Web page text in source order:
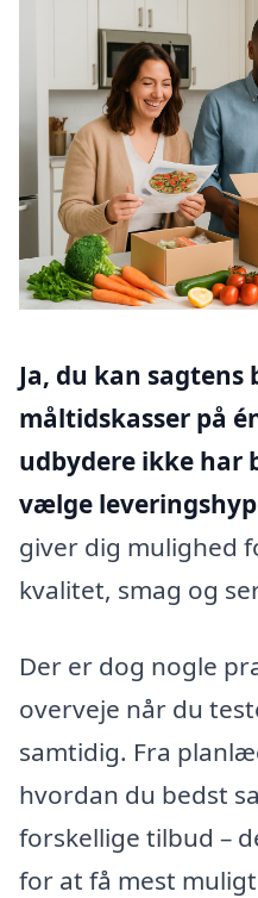
Ja, du kan
måltidskasser på
udbydere ikke har
vælge
giver dig mulighed
kvalitet, smag og
Der er dog nogle
overveje når du
samtidig. Fra
hvordan du bedst
forskellige tilbud –
for at få mest